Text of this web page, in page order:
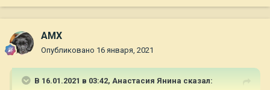
AMX
Опубликовано 16 января, 2021
В 16.01.2021 в 03:42, Анастасия Янина сказал: